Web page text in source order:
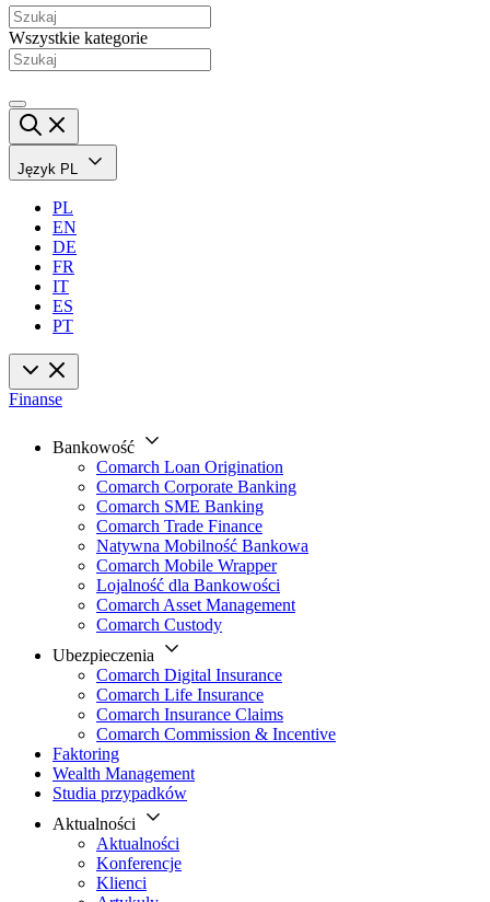
Wszystkie kategorie
Język PL
PL
EN
DE
FR
IT
ES
PT
Finanse
Bankowość
Comarch Loan Origination
Comarch Corporate Banking
Comarch SME Banking
Comarch Trade Finance
Natywna Mobilność Bankowa
Comarch Mobile Wrapper
Lojalność dla Bankowości
Comarch Asset Management
Comarch Custody
Ubezpieczenia
Comarch Digital Insurance
Comarch Life Insurance
Comarch Insurance Claims
Comarch Commission & Incentive
Faktoring
Wealth Management
Studia przypadków
Aktualności
Aktualności
Konferencje
Klienci